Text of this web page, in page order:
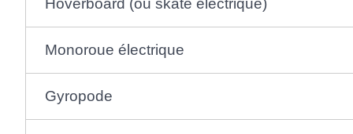
Hoverboard (ou skate électrique)
Monoroue électrique
Gyropode